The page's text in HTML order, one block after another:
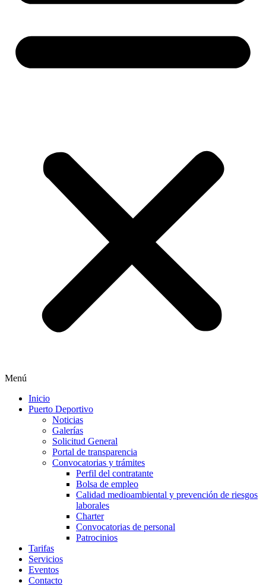
Menú
Inicio
Puerto Deportivo
Noticias
Galerías
Solicitud General
Portal de transparencia
Convocatorias y trámites
Perfil del contratante
Bolsa de empleo
Calidad medioambiental y prevención de riesgos
laborales
Charter
Convocatorias de personal
Patrocinios
Tarifas
Servicios
Eventos
Contacto